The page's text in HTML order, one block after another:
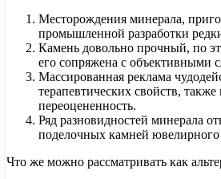
Месторождения минерала,
промышленной разработки
Камень довольно прочный, по
его сопряжена с объективными
Массированная реклама
терапевтических свойств,
переоцененность.
Ряд разновидностей минерала
поделочных камней ювелирного
Что же можно рассматривать как